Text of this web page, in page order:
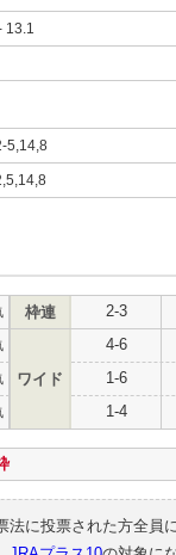
13.1
5,14,8
枠連 2-3
ワイド
4-6
1-6
1-4
法に投票された方全員